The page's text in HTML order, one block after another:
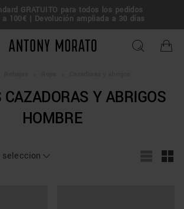
de verano –¡Consigue tu
oferta!
ENVÍO
superiories a
Antony Morato - Official
Y ABRIGOS
HOMBRE
seleccion